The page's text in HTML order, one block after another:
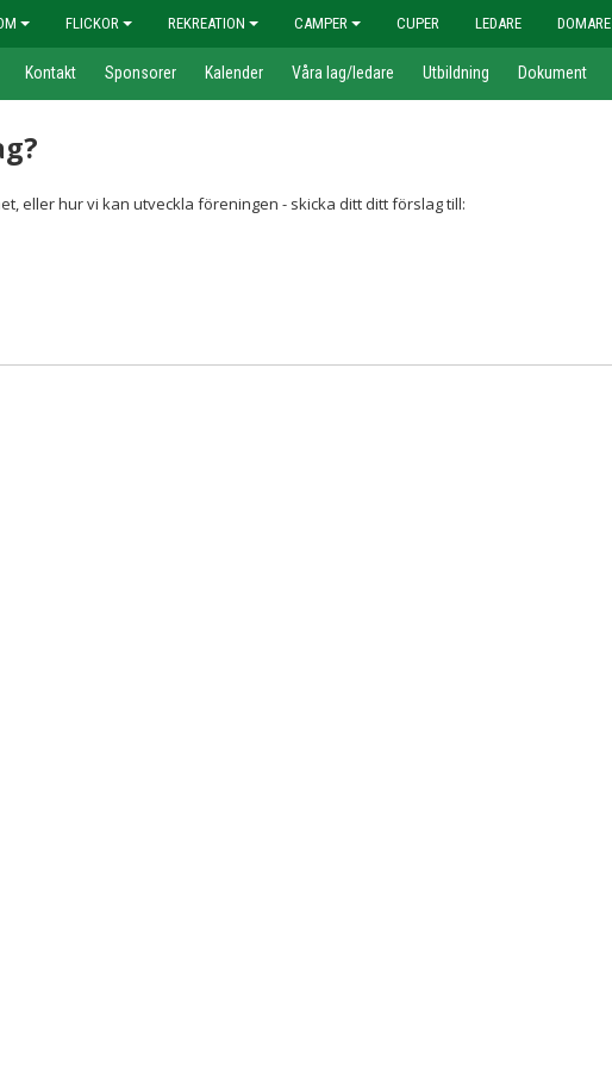
FLICKOR REKREATION CAMPER CUPER LEDARE DOMARE
Kontakt Sponsorer Kalender Våra lag/ledare Utbildning Dokument
eller hur vi kan utveckla föreningen - skicka ditt ditt förslag till: